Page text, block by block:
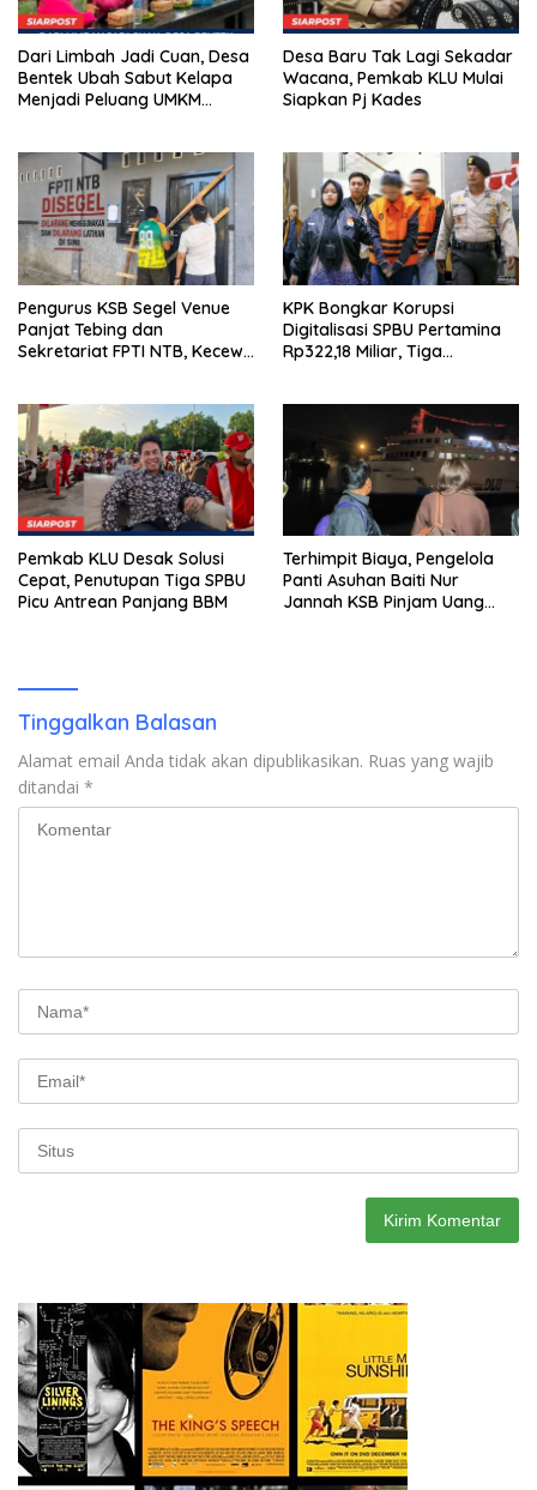
Dari Limbah Jadi Cuan, Desa
Bentek Ubah Sabut Kelapa
Menjadi Peluang UMKM
Desa Baru Tak Lagi Sekadar
Wacana, Pemkab KLU Mulai
Siapkan Pj Kades
Pengurus KSB Segel Venue
Panjat Tebing dan
Sekretariat FPTI NTB, Kecewa
KPK Bongkar Korupsi
Digitalisasi SPBU Pertamina
Rp322,18 Miliar, Tiga
Pemkab KLU Desak Solusi
Cepat, Penutupan Tiga SPBU
Picu Antrean Panjang BBM
Terhimpit Biaya, Pengelola
Panti Asuhan Baiti Nur
Jannah KSB Pinjam Uang
Tinggalkan Balasan
Alamat email Anda tidak akan dipublikasikan. Ruas yang wajib
ditandai *